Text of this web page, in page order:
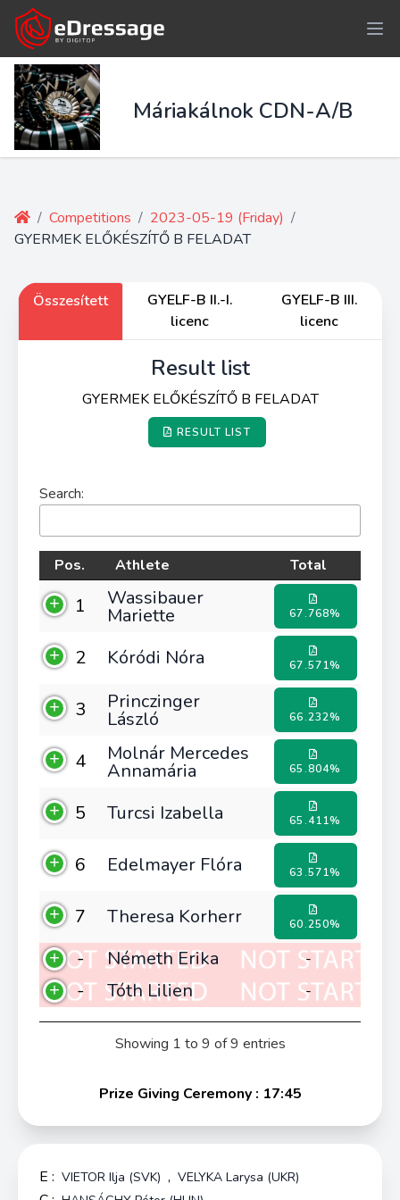
Máriakálnok CDN-A/B
/ Competitions / 2023-05-19 (Friday) /
GYERMEK ELŐKÉSZÍTŐ B FELADAT
Összesített
GYELF-B II.-I.
licenc
GYELF-B III.
licenc
Result list
GYERMEK ELŐKÉSZÍTŐ B FELADAT
RESULT LIST
Search:
Pos. Athlete Total
1 Wassibauer
Mariette 67.768%
2 Kóródi Nóra 67.571%
3 Princzinger
László 66.232%
4 Molnár Mercedes
Annamária 65.804%
5 Turcsi Izabella 65.411%
6 Edelmayer Flóra 63.571%
7 Theresa Korherr 60.250%
- Németh Erika -
- Tóth Lilien -
Showing 1 to 9 of 9 entries
Prize Giving Ceremony : 17:45
E : VIETOR Ilja (SVK) , VELYKA Larysa (UKR)